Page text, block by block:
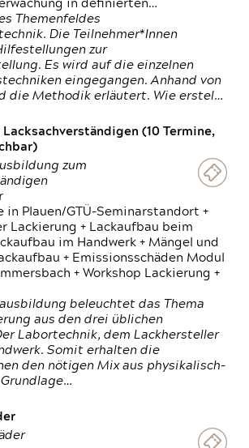
in definierten…
Themenfeldes
Die Teilnehmer*Innen
zur
Es wird auf die einzelnen
eingegangen. Anhand von
die Methodik erläutert. Wie erstel…
(10 Termine,
zum
in Plauen/GTÜ-Seminarstandort +
Lackierung + Lackaufbau beim
im Handwerk + Mängel und
+ Emissionsschäden Modul
+ Workshop Lackierung +
beleuchtet das Thema
aus den drei üblichen
Labortechnik, dem Lackhersteller
Somit erhalten die
den nötigen Mix aus physikalisch-